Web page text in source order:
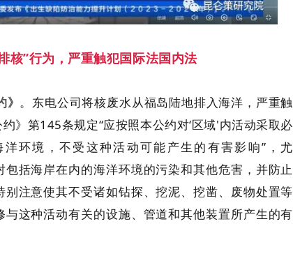
核”行为，严重触犯国际法国内法
。东电公司将核废水从福岛陆地排入海洋，严重触
》第145条规定“应按照本公约对‘区域'内活动采取必
环境，不受这种活动可能产生的有害影响”，尤
括海岸在内的海洋环境的污染和其他危害，并防止
注意使其不受诸如钻探、挖泥、挖凿、废物处置等
这种活动有关的设施、管道和其他装置所产生的有